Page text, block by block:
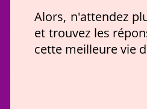
Alors, n'attendez
et trouvez les
cette meilleure vie